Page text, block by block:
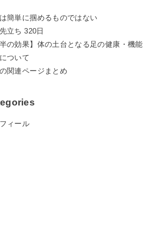
簡単に掴めるものではない
立ち 320日
半の効果】体の土台となる足の健康・機能
ついて
関連ページまとめ
ィール